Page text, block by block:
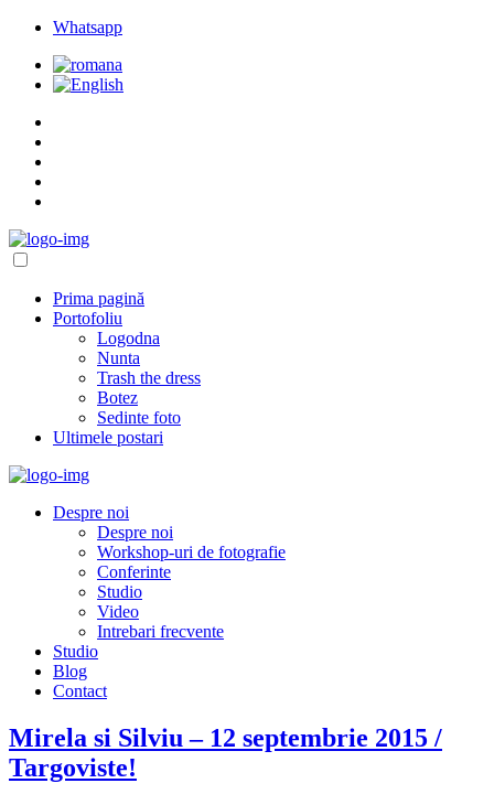
Whatsapp
Prima pagină
Portofoliu
Logodna
Nunta
Trash the dress
Botez
Sedinte foto
Ultimele postari
Despre noi
Despre noi
Workshop-uri de fotografie
Conferinte
Studio
Video
Intrebari frecvente
Studio
Blog
Contact
Mirela si Silviu – 12 septembrie 2015 /
Targoviste!